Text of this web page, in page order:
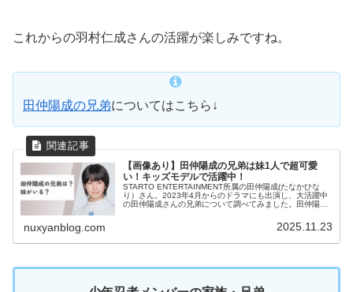
これからの羽村仁成さんの活躍が楽しみですね。
田仲陽成の兄弟についてはこちら↓
【画像あり】田仲陽成の兄弟は妹1人で超可愛
い！キッズモデルで活躍中！
STARTO ENTERTAINMENT所属の田仲陽成(たなかひな
り）さん。2023年4月からのドラマにも出演し、大活躍中
の田仲陽成さんの兄弟について調べてみました。田仲陽成
nuxyanblog.com 2025.11.23